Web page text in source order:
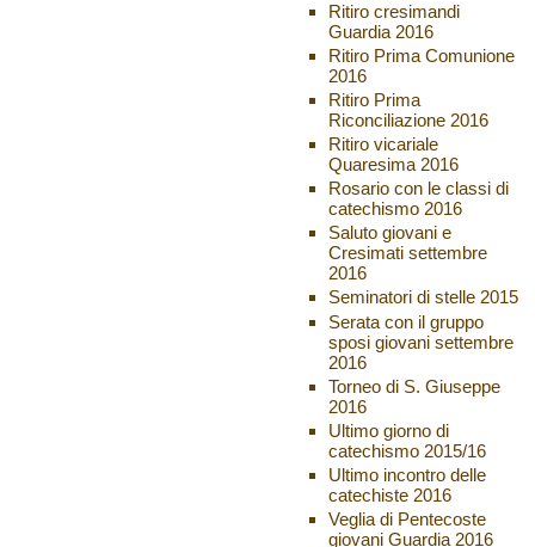
Ritiro cresimandi
Guardia 2016
Ritiro Prima Comunione
2016
Ritiro Prima
Riconciliazione 2016
Ritiro vicariale
Quaresima 2016
Rosario con le classi di
catechismo 2016
Saluto giovani e
Cresimati settembre
2016
Seminatori di stelle 2015
Serata con il gruppo
sposi giovani settembre
2016
Torneo di S. Giuseppe
2016
Ultimo giorno di
catechismo 2015/16
Ultimo incontro delle
catechiste 2016
Veglia di Pentecoste
giovani Guardia 2016